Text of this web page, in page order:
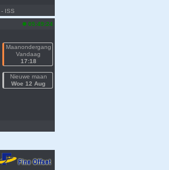
- ISS
05:49:24
Maanondergang
Vandaag
17:18
Nieuwe maan
Woe 12 Aug